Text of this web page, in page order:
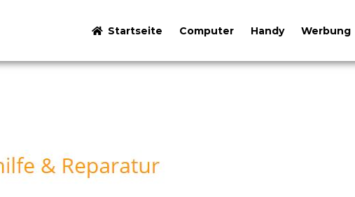
Startseite Computer Handy Werbung